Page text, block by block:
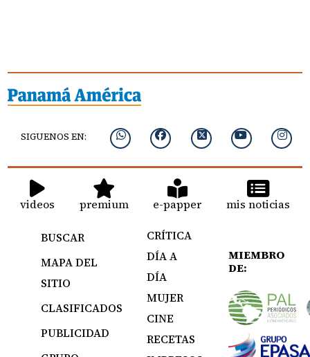
SIGUENOS EN:
videos premium e-papper mis noticias
BUSCAR
MAPA DEL
SITIO
CLASIFICADOS
PUBLICIDAD
CRÍTICA
DÍA A
DÍA
MUJER
CINE
RECETAS
MIEMBRO
DE: